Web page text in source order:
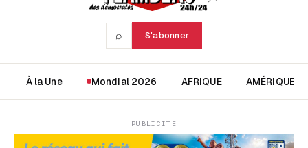
⌕ S'abonner
À la Une Mondial 2026 AFRIQUE AMÉRIQUE
PUBLICITÉ